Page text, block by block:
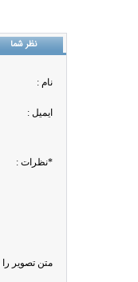
نظر شما
نام :
ايميل :
*نظرات :
متن تصویر را